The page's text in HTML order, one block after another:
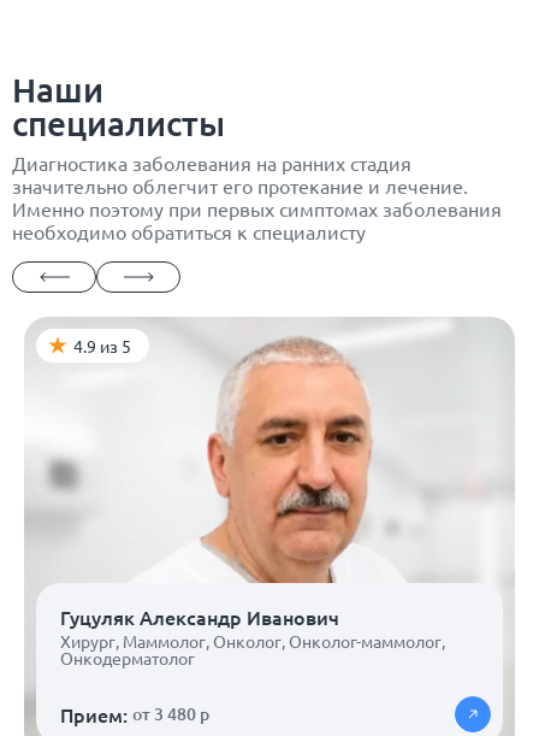
Наши
специалисты
Диагностика заболевания на ранних стадия
значительно облегчит его протекание и лечение.
Именно поэтому при первых симптомах заболевания
необходимо обратиться к специалисту
4.9 из 5
Гуцуляк Александр Иванович
Хирург Маммолог Онколог Онколог-маммолог
Онкодерматолог
Прием: от 3 480 р